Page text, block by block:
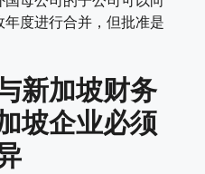
度进行合并，但批准是
新加坡财务
坡企业必须